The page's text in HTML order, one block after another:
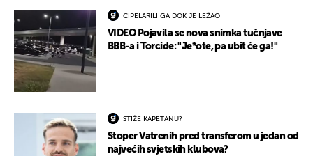
CIPELARILI GA DOK JE LEŽAO
VIDEO Pojavila se nova snimka tučnjave
BBB-a i Torcide: "Je*ote, pa ubit će ga!"
STIŽE KAPETANU?
Stoper Vatrenih pred transferom u jedan od
najvećih svjetskih klubova?